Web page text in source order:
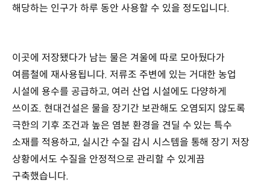
해당하는 인구가 하루 동안 사용할 수 있을 정도입니다.
이곳에 저장됐다가 남는 물은 겨울에 따로 모아뒀다가
여름철에 재사용됩니다. 저류조 주변에 있는 거대한 농업
시설에 용수를 공급하고, 여러 산업 시설에도 다양하게
쓰이죠. 현대건설은 물을 장기간 보관해도 오염되지 않도록
극한의 기후 조건과 높은 염분 환경을 견딜 수 있는 특수
소재를 적용하고, 실시간 수질 감시 시스템을 통해 장기 저장
상황에서도 수질을 안정적으로 관리할 수 있게끔
구축했습니다.